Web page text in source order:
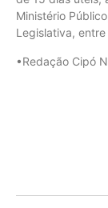
Ministério
Legislativa, entre
•Redação Cipó